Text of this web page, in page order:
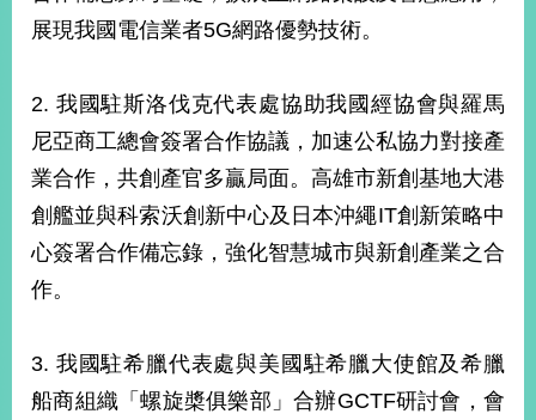
明
絡
們
展現我國電信業者5G網路優勢技術。
2. 我國駐斯洛伐克代表處協助我國經協會與羅馬
尼亞商工總會簽署合作協議，加速公私協力對接產
業合作，共創產官多贏局面。高雄市新創基地大港
創艦並與科索沃創新中心及日本沖繩IT創新策略中
心簽署合作備忘錄，強化智慧城市與新創產業之合
作。
3. 我國駐希臘代表處與美國駐希臘大使館及希臘
船商組織「螺旋槳俱樂部」合辦GCTF研討會，會